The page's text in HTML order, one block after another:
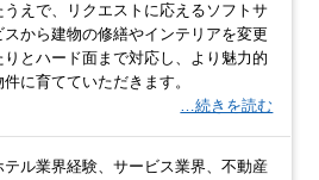
うえで、リクエストに応えるソフトサ
スから建物の修繕やインテリアを変更
りとハード⾯まで対応し、より魅⼒的
件に育てていただきます。
…続きを読む
ル業界経験、サービス業界、不動産